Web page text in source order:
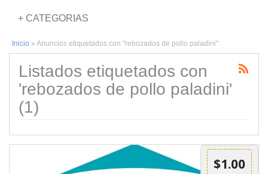
+ CATEGORIAS
Inicio » Anuncios etiquetados con "rebozados de pollo paladini"
Listados etiquetados con
'rebozados de pollo paladini'
(1)
$1.00